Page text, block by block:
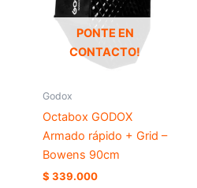
PONTE EN
CONTACTO!
Godox
Octabox GODOX
Armado rápido + Grid –
Bowens 90cm
$ 339.000